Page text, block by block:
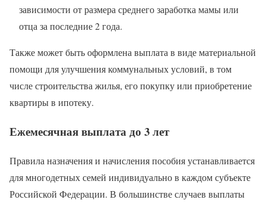
зависимости от размера среднего заработка мамы или
отца за последние 2 года.
Также может быть оформлена выплата в виде материальной
помощи для улучшения коммунальных условий, в том
числе строительства жилья, его покупку или приобретение
квартиры в ипотеку.
Ежемесячная выплата до 3 лет
Правила назначения и начисления пособия устанавливается
для многодетных семей индивидуально в каждом субъекте
Российской Федерации. В большинстве случаев выплаты